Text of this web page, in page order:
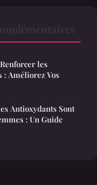
les
: Améliorez Vos
Antioxydants Sont
: Un Guide